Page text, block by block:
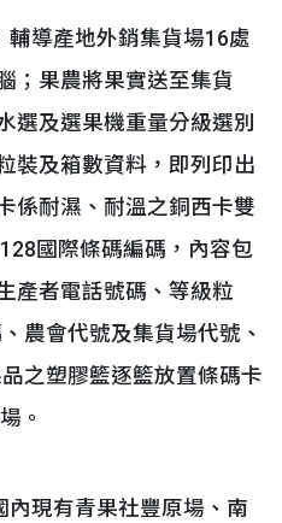
導產地外銷集貨場16處
；果農將果實送至集貨
選及選果機重量分級選別
裝及箱數資料，即列印出
係耐濕、耐溫之銅西卡雙
國際條碼編碼，內容包
產者電話號碼、等級粒
農會代號及集貨場代號、
之塑膠籃逐籃放置條碼卡
。
內現有青果社豐原場、南